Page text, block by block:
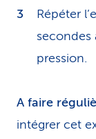
Répéter
secondes
pression.
A faire
intégrer cet